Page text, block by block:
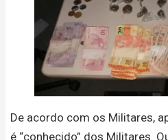
De acordo com os Militares,
é “conhecido” dos Militares.